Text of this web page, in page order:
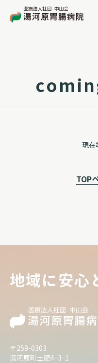
現在
TOP
地域に安心
〒259-0303
湯河原町土肥4ｰ3ｰ1